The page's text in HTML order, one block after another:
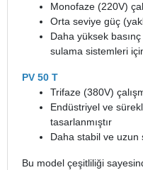
Monofaze (220V)
Orta seviye güç
Daha yüksek
sulama sistemleri
PV 50 T
Trifaze (380V)
Endüstriyel ve
tasarlanmıştır
Daha stabil ve uzun
Bu model çeşitliliği